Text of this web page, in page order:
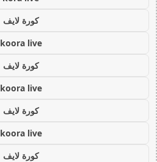
كورة لايف
koora live
كورة لايف
koora live
كورة لايف
koora live
كورة لايف